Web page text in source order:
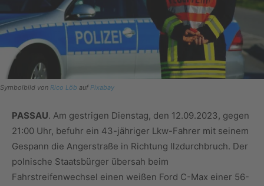
Symbolbild von Rico Löb auf Pixabay
PASSAU. Am gestrigen Dienstag, den 12.09.2023, gegen
21:00 Uhr, befuhr ein 43-jähriger Lkw-Fahrer mit seinem
Gespann die Angerstraße in Richtung Ilzdurchbruch. Der
polnische Staatsbürger übersah beim
Fahrstreifenwechsel einen weißen Ford C-Max einer 56-